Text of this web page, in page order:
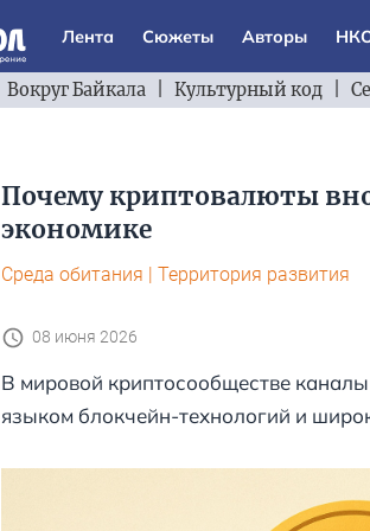
Лента Сюжеты Авторы
Вокруг Байкала Культурный код
Почему криптовалюты
экономике
Среда обитания | Территория развития
08 июня 2026
В мировой криптосообществе
языком блокчейн-технологий и